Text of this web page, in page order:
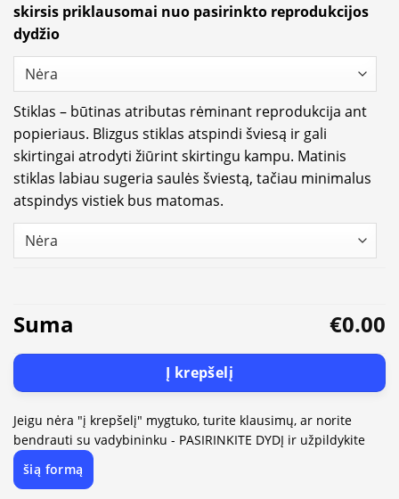
skirsis priklausomai nuo pasirinkto reprodukcijos
dydžio
Stiklas – būtinas atributas rėminant reprodukcija ant
popieriaus. Blizgus stiklas atspindi šviesą ir gali
skirtingai atrodyti žiūrint skirtingu kampu. Matinis
stiklas labiau sugeria saulės šviestą, tačiau minimalus
atspindys vistiek bus matomas.
Suma €0.00
Į krepšelį
Jeigu nėra "į krepšelį" mygtuko, turite klausimų, ar norite
bendrauti su vadybininku - PASIRINKITE DYDĮ ir užpildykite
šią formą